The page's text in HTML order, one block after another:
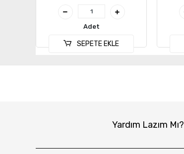
Adet
SEPETE EKLE
Yardım Lazım Mı?